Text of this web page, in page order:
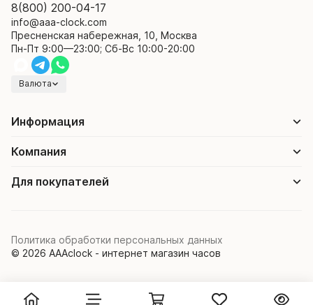
8(800) 200-04-17
info@aaa-clock.com
Пресненская набережная, 10, Москва
Пн-Пт 9:00—23:00; Сб-Вс 10:00-20:00
Валюта
Информация
Компания
Для покупателей
© 2026 AAAclock - интернет магазин часов
Политика обработки персональных данных